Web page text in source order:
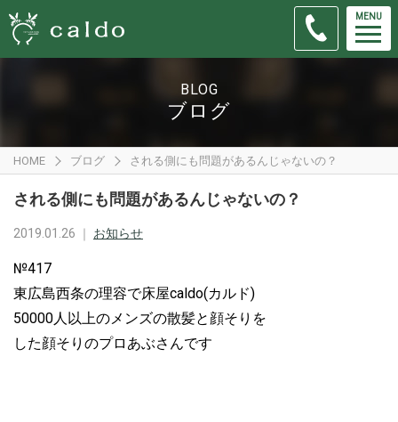
MENU
BLOG
ブログ
HOME ブログ される側にも問題があるんじゃないの？
される側にも問題があるんじゃないの？
2019.01.26 ｜ お知らせ
№417
東広島西条の理容で床屋caldo(カルド)
50000人以上のメンズの散髪と顔そりを
した顔そりのプロあぶさんです